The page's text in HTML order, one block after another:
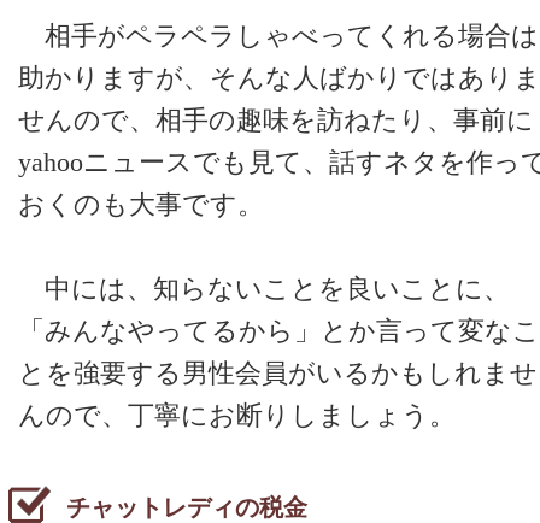
相手がペラペラしゃべってくれる場合は
助かりますが、そんな人ばかりではありま
せんので、相手の趣味を訪ねたり、事前に
yahooニュースでも見て、話すネタを作っ
おくのも大事です。
中には、知らないことを良いことに、
「みんなやってるから」とか言って変なこ
とを強要する男性会員がいるかもしれませ
んので、丁寧にお断りしましょう。
チャットレディの税金